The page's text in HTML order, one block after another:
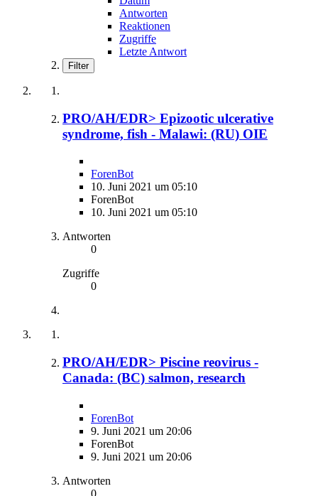
Antworten
Reaktionen
Zugriffe
Letzte Antwort
Filter
PRO/AH/EDR> Epizootic ulcerative
syndrome, fish - Malawi: (RU) OIE
ForenBot
10. Juni 2021 um 05:10
ForenBot
10. Juni 2021 um 05:10
Antworten
0
Zugriffe
0
PRO/AH/EDR> Piscine reovirus -
Canada: (BC) salmon, research
ForenBot
9. Juni 2021 um 20:06
ForenBot
9. Juni 2021 um 20:06
Antworten
0